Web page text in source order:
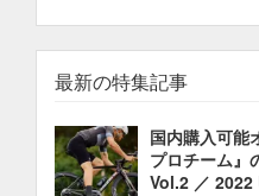
最新の特集記事
国内購入可能
プロチーム』
Vol.2 ／ 2022